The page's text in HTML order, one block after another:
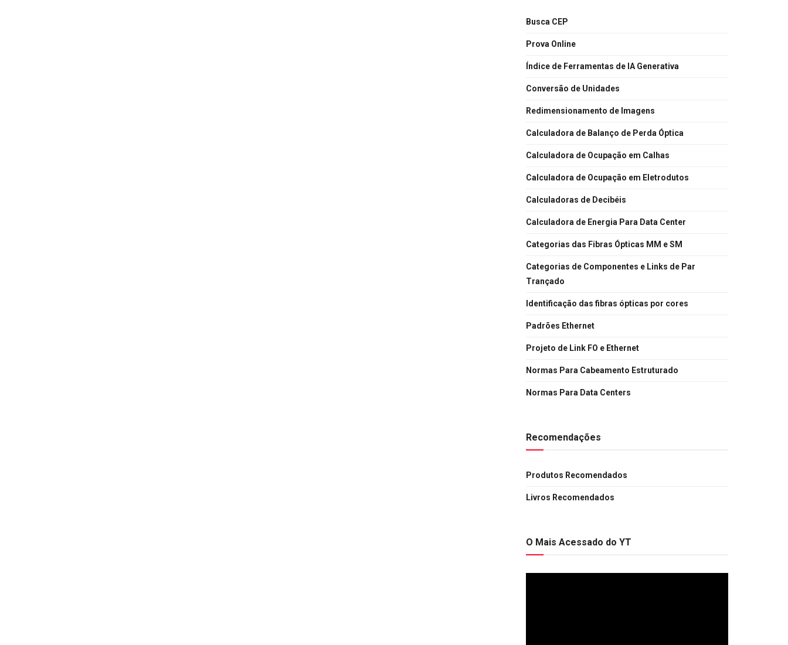
Busca CEP
Prova Online
Índice de Ferramentas de IA Generativa
Conversão de Unidades
Redimensionamento de Imagens
Calculadora de Balanço de Perda Óptica
Calculadora de Ocupação em Calhas
Calculadora de Ocupação em Eletrodutos
Calculadoras de Decibéis
Calculadora de Energia Para Data Center
Categorias das Fibras Ópticas MM e SM
Categorias de Componentes e Links de Par
Trançado
Identificação das fibras ópticas por cores
Padrões Ethernet
Projeto de Link FO e Ethernet
Normas Para Cabeamento Estruturado
Normas Para Data Centers
Recomendações
Produtos Recomendados
Livros Recomendados
O Mais Acessado do YT